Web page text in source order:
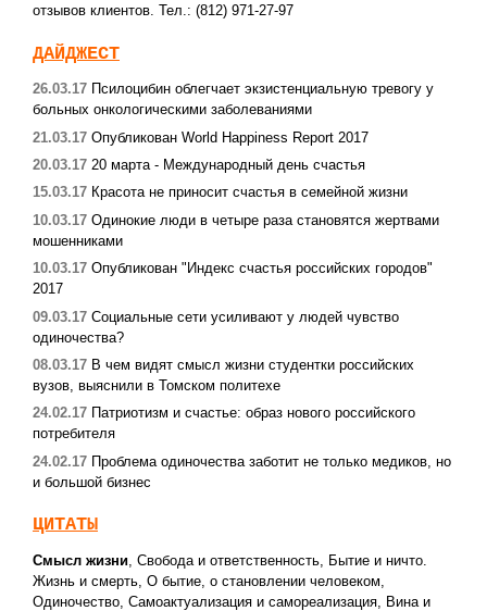
отзывов клиентов. Тел.: (812) 971-27-97
ДАЙДЖЕСТ
26.03.17 Псилоцибин облегчает экзистенциальную тревогу у
больных онкологическими заболеваниями
21.03.17 Опубликован World Happiness Report 2017
20.03.17 20 марта - Международный день счастья
15.03.17 Красота не приносит счастья в семейной жизни
10.03.17 Одинокие люди в четыре раза становятся жертвами
мошенниками
10.03.17 Опубликован "Индекс счастья российских городов"
2017
09.03.17 Социальные сети усиливают у людей чувство
одиночества?
08.03.17 В чем видят смысл жизни студентки российских
вузов, выяснили в Томском политехе
24.02.17 Патриотизм и счастье: образ нового российского
потребителя
24.02.17 Проблема одиночества заботит не только медиков, но
и большой бизнес
ЦИТАТЫ
Смысл жизни Свобода и ответственность Бытие и ничто.
Жизнь и смерть О бытие, о становлении человеком
Одиночество Самоактуализация и самореализация Вина и